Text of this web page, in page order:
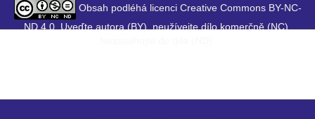
Obsah podléhá licenci Creative Commons BY-NC-
ND 4.0. Uveďte autora (BY), neužívejte dílo komerčně (NC),